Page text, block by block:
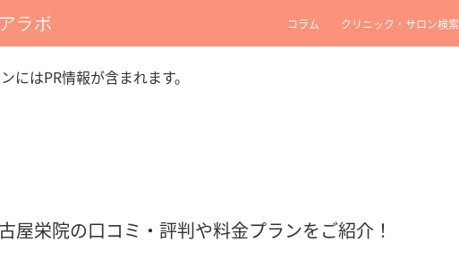
ラボ コラム クリニック・サロン検索
はPR情報が含まれます。
屋栄院の口コミ・評判や料金プランをご紹介！